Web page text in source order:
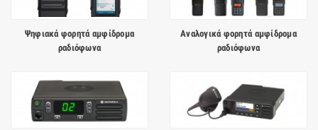
Ψηφιακά φορητά αμφίδρομα
ραδιόφωνα
Αναλογικά φορητά αμφίδρομα
ραδιόφωνα